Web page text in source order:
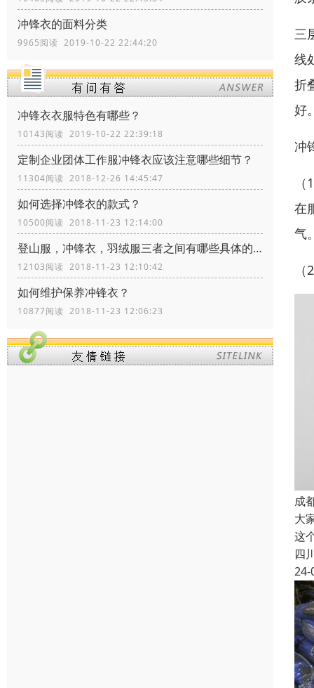
冲锋衣的面料分类
9965阅读 2019-10-22 22:44:20
冲锋衣衣服特色有哪些？
10143阅读 2019-10-22 22:39:18
定制企业团体工作服冲锋衣应该注意哪些细节？
11304阅读 2018-12-26 14:45:47
如何选择冲锋衣的款式？
10500阅读 2018-11-23 12:14:00
登山服，冲锋衣，羽绒服三者之间有哪些具体的区别？
12103阅读 2018-11-23 12:10:42
如何维护保养冲锋衣？
10877阅读 2018-11-23 12:06:23
三
线
折
好
冲
在
气
成
大
这
四
24-